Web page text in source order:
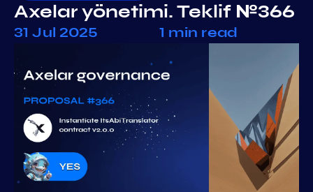
Axelar yönetimi. Teklif №366
31 Jul 2025 1 min read